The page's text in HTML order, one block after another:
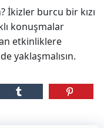
İkizler burcu bir kızı
konuşmalar
etkinliklere
yaklaşmalısın.